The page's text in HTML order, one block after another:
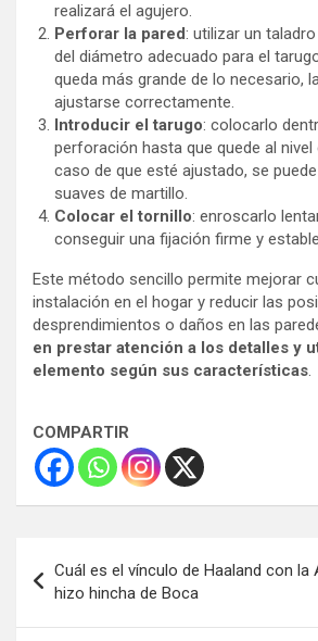
realizará el agujero.
Perforar la pared: utilizar un
del diámetro adecuado para el
queda más grande de lo necesario,
ajustarse correctamente.
Introducir el tarugo: colocarlo
perforación hasta que quede al nivel
caso de que esté ajustado, se
suaves de martillo.
Colocar el tornillo: enroscarlo
conseguir una fijación firme y
Este método sencillo permite mejorar
instalación en el hogar y reducir las
desprendimientos o daños en las
en prestar atención a los detalles y
elemento según sus características.
COMPARTIR
de
entradas
Cuál es el vínculo de Haaland con la
hizo hincha de Boca